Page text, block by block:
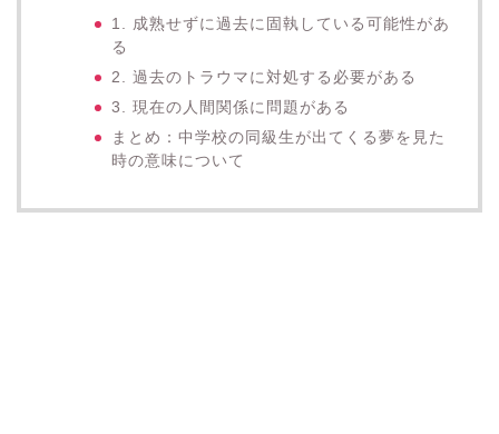
1. 成熟せずに過去に固執している可能性があ
る
2. 過去のトラウマに対処する必要がある
3. 現在の人間関係に問題がある
まとめ：中学校の同級生が出てくる夢を見た
時の意味について